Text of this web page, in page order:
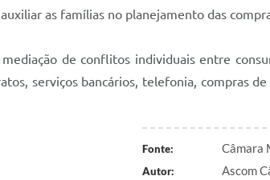
as famílias no planejamento das
de conflitos individuais entre
serviços bancários, telefonia, compras
Fonte: Câmara
Autor: Ascom